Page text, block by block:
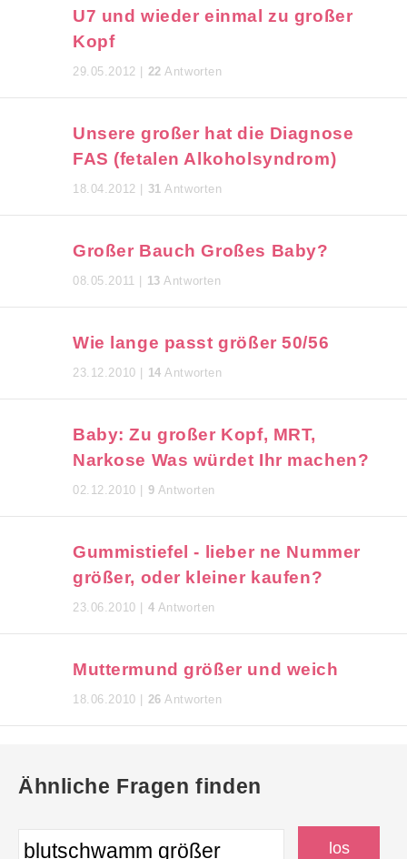
U7 und wieder einmal zu großer
Kopf
29.05.2012 | 22 Antworten
Unsere großer hat die Diagnose
FAS (fetalen Alkoholsyndrom)
18.04.2012 | 31 Antworten
Großer Bauch Großes Baby?
08.05.2011 | 13 Antworten
Wie lange passt größer 50/56
23.12.2010 | 14 Antworten
Baby: Zu großer Kopf, MRT,
Narkose Was würdet Ihr machen?
02.12.2010 | 9 Antworten
Gummistiefel - lieber ne Nummer
größer, oder kleiner kaufen?
23.06.2010 | 4 Antworten
Muttermund größer und weich
18.06.2010 | 26 Antworten
Ähnliche Fragen finden